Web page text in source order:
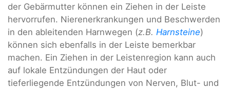
der Gebärmutter können ein Ziehen in der Leiste
hervorrufen. Nierenerkrankungen und Beschwerden
in den ableitenden Harnwegen (z.B. Harnsteine)
können sich ebenfalls in der Leiste bemerkbar
machen. Ein Ziehen in der Leistenregion kann auch
auf lokale Entzündungen der Haut oder
tieferliegende Entzündungen von Nerven, Blut- und